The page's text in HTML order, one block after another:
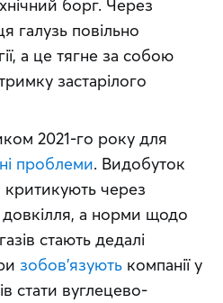
борг. Через
галузь повільно
а це тягне за собою
застарілого
2021-го року для
проблеми. Видобуток
критикують через
а норми щодо
стають дедалі
зобов’язують компанії у
стати вуглецево-